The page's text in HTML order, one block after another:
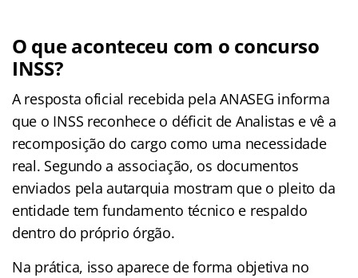
O que aconteceu com o concurso
INSS?
A resposta oficial recebida pela ANASEG informa
que o INSS reconhece o déficit de Analistas e vê a
recomposição do cargo como uma necessidade
real. Segundo a associação, os documentos
enviados pela autarquia mostram que o pleito da
entidade tem fundamento técnico e respaldo
dentro do próprio órgão.
Na prática, isso aparece de forma objetiva no